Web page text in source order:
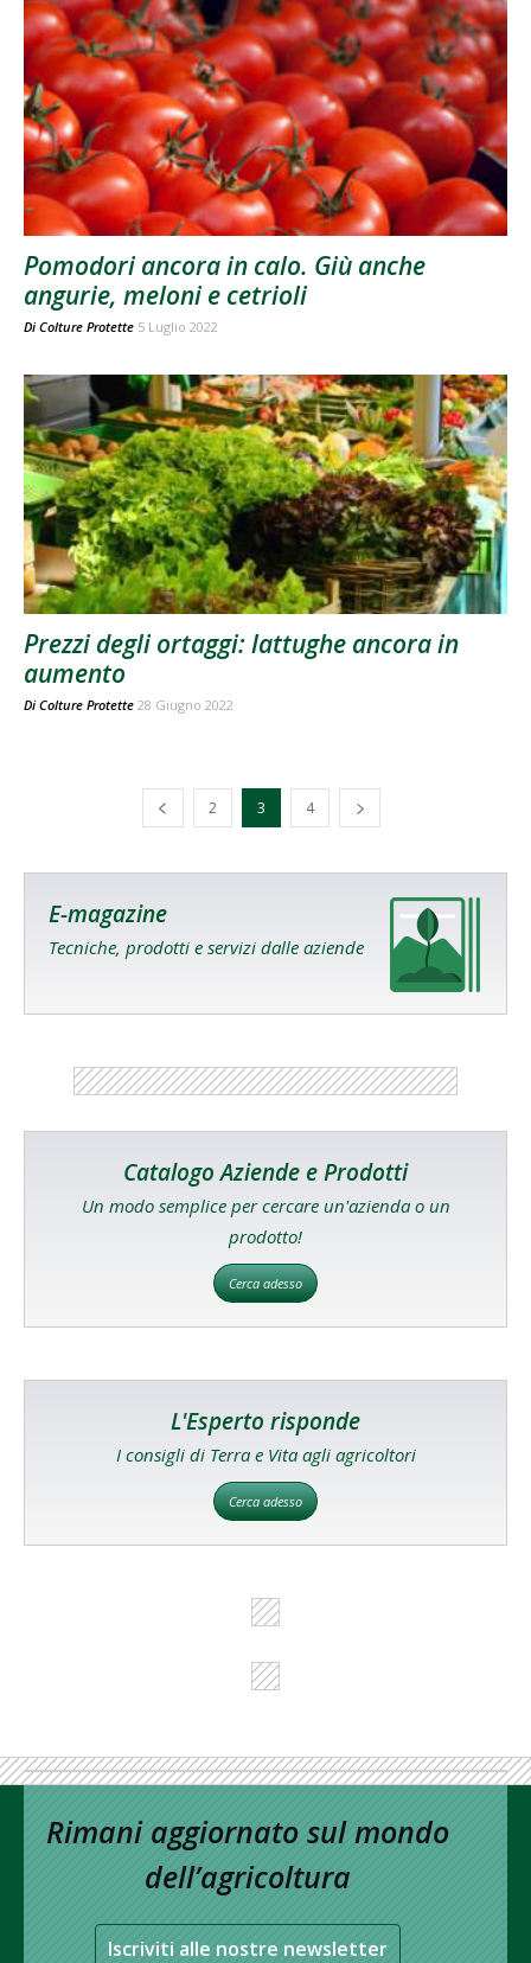
Pomodori ancora in calo. Giù anche
angurie, meloni e cetrioli
Di Colture Protette 5 Luglio 2022
Prezzi degli ortaggi: lattughe ancora in
aumento
Di Colture Protette 28 Giugno 2022
2 3 4
E-magazine
Tecniche, prodotti e servizi dalle aziende
Catalogo Aziende e Prodotti
Un modo semplice per cercare un'azienda o un
prodotto!
Cerca adesso
L'Esperto risponde
I consigli di Terra e Vita agli agricoltori
Cerca adesso
Rimani aggiornato sul mondo
dell’agricoltura
Iscriviti alle nostre newsletter